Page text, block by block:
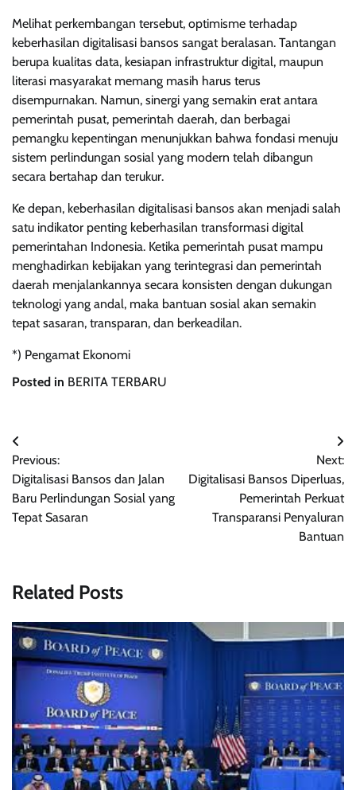
Melihat perkembangan tersebut, optimisme terhadap
keberhasilan digitalisasi bansos sangat beralasan. Tantangan
berupa kualitas data, kesiapan infrastruktur digital, maupun
literasi masyarakat memang masih harus terus
disempurnakan. Namun, sinergi yang semakin erat antara
pemerintah pusat, pemerintah daerah, dan berbagai
pemangku kepentingan menunjukkan bahwa fondasi menuju
sistem perlindungan sosial yang modern telah dibangun
secara bertahap dan terukur.
Ke depan, keberhasilan digitalisasi bansos akan menjadi salah
satu indikator penting keberhasilan transformasi digital
pemerintahan Indonesia. Ketika pemerintah pusat mampu
menghadirkan kebijakan yang terintegrasi dan pemerintah
daerah menjalankannya secara konsisten dengan dukungan
teknologi yang andal, maka bantuan sosial akan semakin
tepat sasaran, transparan, dan berkeadilan.
*) Pengamat Ekonomi
Posted in BERITA TERBARU
Post
navigation
Previous:
Digitalisasi Bansos dan Jalan
Baru Perlindungan Sosial yang
Tepat Sasaran
Next:
Digitalisasi Bansos Diperluas,
Pemerintah Perkuat
Transparansi Penyaluran
Bantuan
Related Posts